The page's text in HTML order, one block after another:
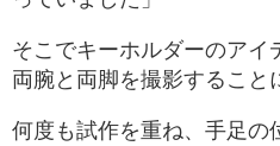
そこでキーホルダーのア
両腕と両脚を撮影すること
何度も試作を重ね、手足の